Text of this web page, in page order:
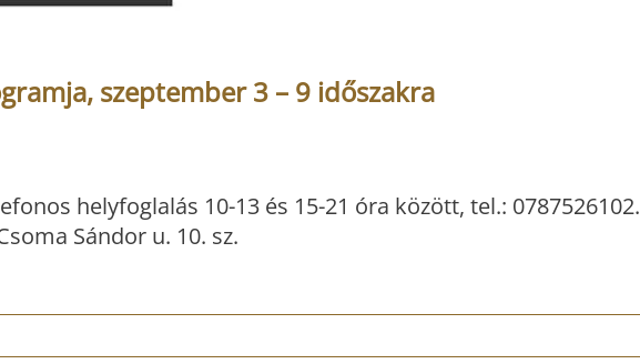
szeptember 3 – 9 időszakra
helyfoglalás 10-13 és 15-21 óra között, tel.: 0787526102.
Sándor u. 10. sz.